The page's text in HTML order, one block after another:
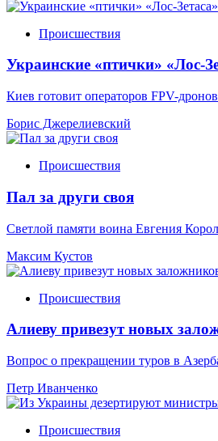
Происшествия
Украинские «птички» «Лос-
Киев готовит операторов FPV-
Борис Джерелиевский
Происшествия
Пал за други своя
Светлой памяти воина Евгения
Максим Кустов
Происшествия
Алиеву привезут новых
Вопрос о прекращении туров в
Петр Иванченко
Происшествия